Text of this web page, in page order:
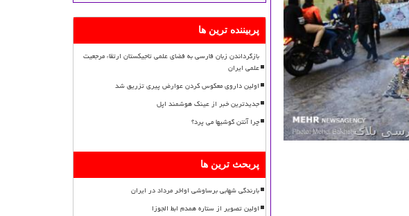
پربیننده ترین ها
بازگرداندن زبان فارسی به فضای علمی تاجیکستان ارتقاء مرجعیت
علمی ایران
اولین داروی معکوس کردن عوارض پیری تزریق شد
جدیدترین خبر از عینک هوشمند اپل
چرا آنتن گوشیها می پرد؟
پربحث ترین ها
بارندگی شهابی برساوشی اواخر مرداد در ایران
اولین تصویر از ستاره همدم ابط الجوزا